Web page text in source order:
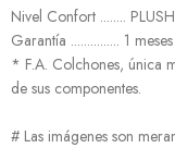
Nivel Confort ........ PLUSH
Garantía ............... 1 meses
* F.A. Colchones, única
de sus componentes.
# Las imágenes son